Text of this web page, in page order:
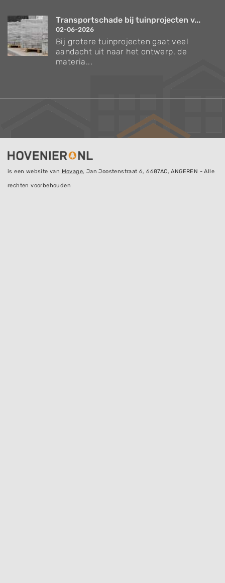
Transportschade bij tuinprojecten v...
02-06-2026
Bij grotere tuinprojecten gaat veel
aandacht uit naar het ontwerp, de
materia...
is een website van Movage, Jan Joostenstraat 6, 6687AC, ANGEREN - Alle
rechten voorbehouden